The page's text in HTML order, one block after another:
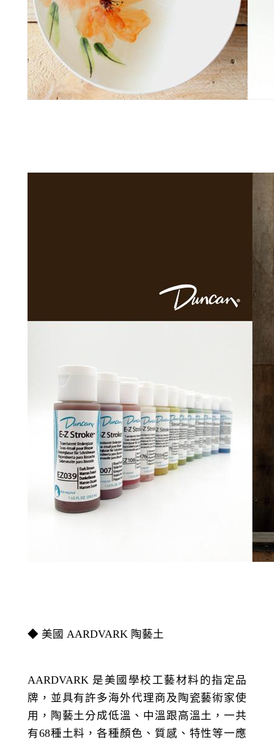
◆ 美國 AARDVARK 陶藝土
AARDVARK 是美國學校工藝材料的指定品
牌，並具有許多海外代理商及陶瓷藝術家使
用，陶藝土分成低溫、中溫跟高溫土，一共
有68種土料，各種顏色、質感、特性等一應